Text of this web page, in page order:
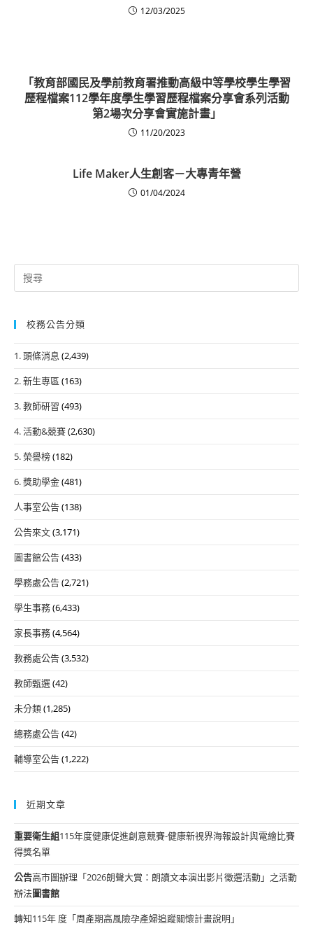
12/03/2025
「教育部國民及學前教育署推動高級中等學校學生學習
歷程檔案112學年度學生學習歷程檔案分享會系列活動
第2場次分享會實施計畫」
11/20/2023
Life Maker人生創客－大專青年營
01/04/2024
Search
for:
校務公告分類
1. 頭條消息 (2,439)
2. 新生專區 (163)
3. 教師研習 (493)
4. 活動&競賽(2,630)
5. 榮譽榜(182)
6. 獎助學金(481)
人事室公告(138)
公告來文(3,171)
圖書館公告(433)
學務處公告(2,721)
學生事務(6,433)
家長事務(4,564)
教務處公告(3,532)
教師甄選(42)
未分類(1,285)
總務處公告(42)
輔導室公告(1,222)
近期文章
重要衛生組115年度健康促進創意競賽-健康新視界海報設計與電繪比賽
得獎名單
公告高市圖辦理「2026朗聲大賞：朗讀文本演出影片徵選活動」之活動
辦法圖書館
轉知115年 度「周產期高風險孕產婦追蹤關懷計畫說明」